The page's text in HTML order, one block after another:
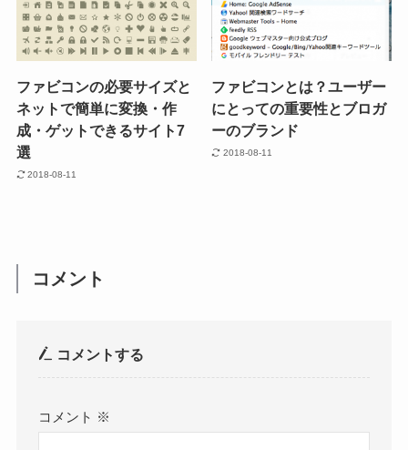
ファビコンの必要サイズと
ネットで簡単に変換・作
成・ゲットできるサイト7
選
2018-08-11
ファビコンとは？ユーザー
にとっての重要性とブロガ
ーのブランド
2018-08-11
コメント
コメントする
コメント ※